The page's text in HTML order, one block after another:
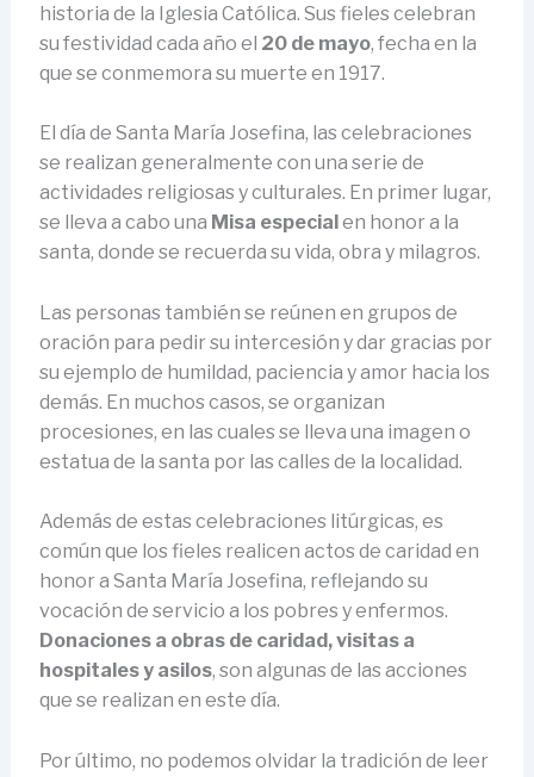
historia de la Iglesia Católica. Sus fieles celebran
su festividad cada año el 20 de mayo, fecha en la
que se conmemora su muerte en 1917.
El día de Santa María Josefina, las celebraciones
se realizan generalmente con una serie de
actividades religiosas y culturales. En primer lugar,
se lleva a cabo una Misa especial en honor a la
santa, donde se recuerda su vida, obra y milagros.
Las personas también se reúnen en grupos de
oración para pedir su intercesión y dar gracias por
su ejemplo de humildad, paciencia y amor hacia los
demás. En muchos casos, se organizan
procesiones, en las cuales se lleva una imagen o
estatua de la santa por las calles de la localidad.
Además de estas celebraciones litúrgicas, es
común que los fieles realicen actos de caridad en
honor a Santa María Josefina, reflejando su
vocación de servicio a los pobres y enfermos.
Donaciones a obras de caridad, visitas a
hospitales y asilos, son algunas de las acciones
que se realizan en este día.
Por último, no podemos olvidar la tradición de leer